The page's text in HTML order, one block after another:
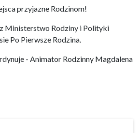
przyjazne Rodzinom!
Ministerstwo Rodziny i Polityki
Po Pierwsze Rodzina.
- Animator Rodzinny Magdalena